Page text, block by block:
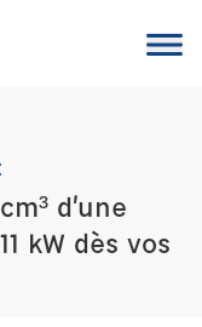
d’une
kW dès vos